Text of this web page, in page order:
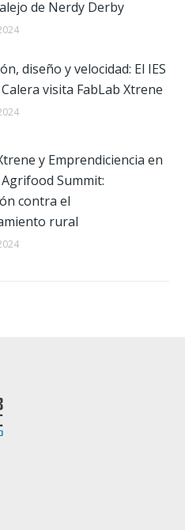
de Nerdy Derby
diseño y velocidad: El IES
visita FabLab Xtrene
y Emprendiciencia en
Summit:
contra el
rural